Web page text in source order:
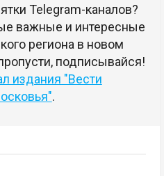
Telegram-каналов?
важные и интересные
региона в новом
подписывайся!
издания "Вести
.